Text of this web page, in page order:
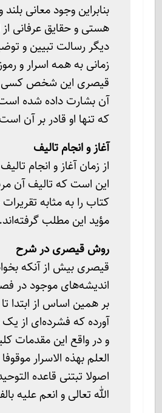
بنابراین وجود معانی
هستی و حقایق عرفانی از
دیگر رسالت تبیین و
زمانی به همه اسرار و
قیصری این شخص کسی جز
آن بشارت داده شده
که تنها او قادر بر آن
آغاز و انجام تالیف
از زمان آغاز و انجام
این است که تالیف آن
کتاب را به مثابه
مؤید این مطلب گرفته‌اند.
روش قیصری در شرح
قیصری بیش از آنکه
اندیشه‌های موجود در
بر همین اساس از ابتدا
آورده که فشرده‌ای از
و در واقع این مقدمات
العلم بهذه الاسرار
اصولا تبتنی قاعده
الله تعالی و انعم علیه